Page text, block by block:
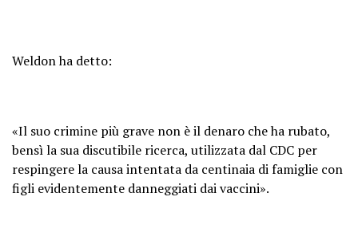
Weldon ha detto:
«Il suo crimine più grave non è il denaro che ha rubato,
bensì la sua discutibile ricerca, utilizzata dal CDC per
respingere la causa intentata da centinaia di famiglie con
figli evidentemente danneggiati dai vaccini».